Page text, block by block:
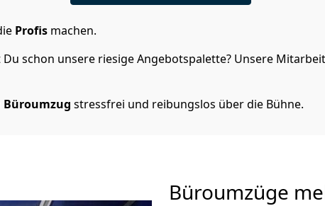
Profis machen.
schon unsere riesige Angebotspalette? Unsere
Büroumzug stressfrei und reibungslos über die Bühne.
Büroumzüge